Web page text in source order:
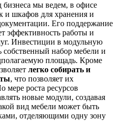
бизнеса мы ведем, в офисе
и шкафов для хранения и
Его поддержание
эффективность работы и
Инвестиции в модульную
собственный набор мебели и
площадь. Кроме
легко собирать и
, что позволяет их
мере роста ресурсов
новые модули, создавая
вид мебели может быть
отделяющими одну зону